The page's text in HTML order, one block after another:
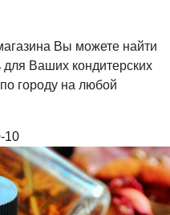
Вы можете найти
Ваших кондитерских
городу на любой
10